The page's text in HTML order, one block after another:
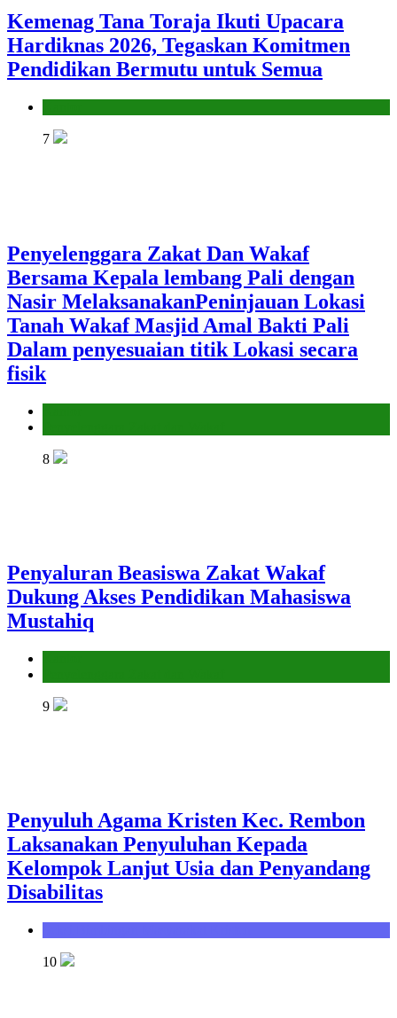
Kemenag Tana Toraja Ikuti Upacara
Hardiknas 2026, Tegaskan Komitmen
Pendidikan Bermutu untuk Semua
7
Penyelenggara Zakat Dan Wakaf
Bersama Kepala lembang Pali dengan
Nasir MelaksanakanPeninjauan Lokasi
Tanah Wakaf Masjid Amal Bakti Pali
Dalam penyesuaian titik Lokasi secara
fisik
8
Penyaluran Beasiswa Zakat Wakaf
Dukung Akses Pendidikan Mahasiswa
Mustahiq
9
Penyuluh Agama Kristen Kec. Rembon
Laksanakan Penyuluhan Kepada
Kelompok Lanjut Usia dan Penyandang
Disabilitas
10